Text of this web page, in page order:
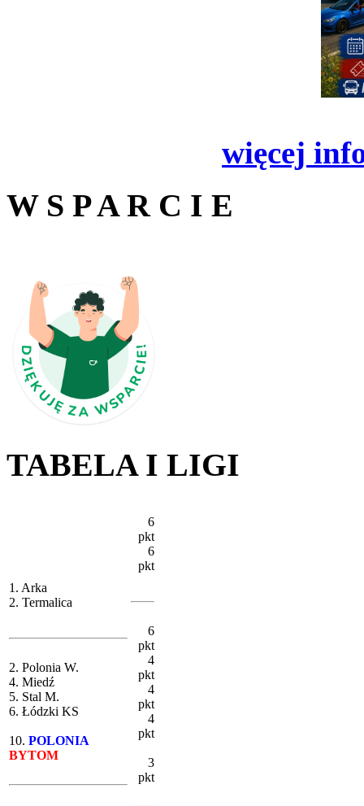
więcej
W S P A R C I E
TABELA I LIGI
1. Arka
2. Termalica
2. Polonia W.
4. Miedź
5. Stal M.
6. Łódzki KS
10. POLONIA
BYTOM
6
pkt
6
pkt
6
pkt
4
pkt
4
pkt
4
pkt
3
pkt